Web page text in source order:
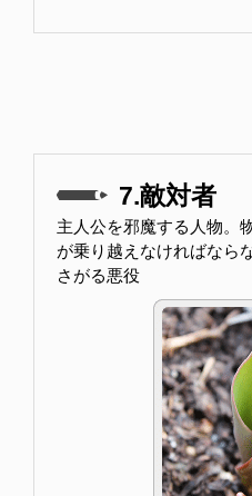
7.敵対者
主人公を邪魔する人物。
が乗り越えなければなら
さがる悪役